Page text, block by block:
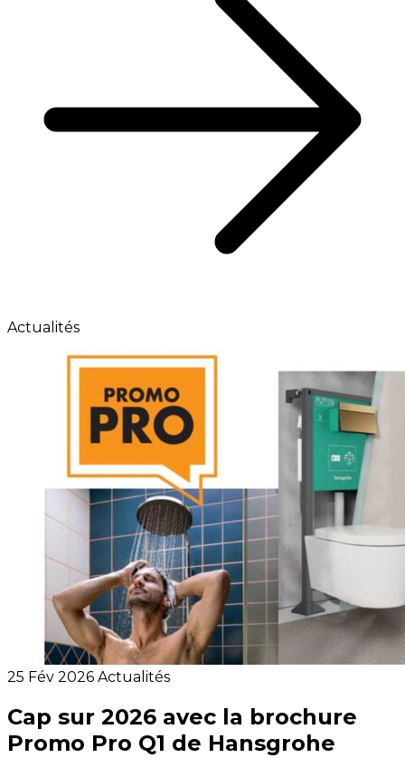
Actualités
25 Fév 2026 Actualités
Cap sur 2026 avec la brochure
Promo Pro Q1 de Hansgrohe